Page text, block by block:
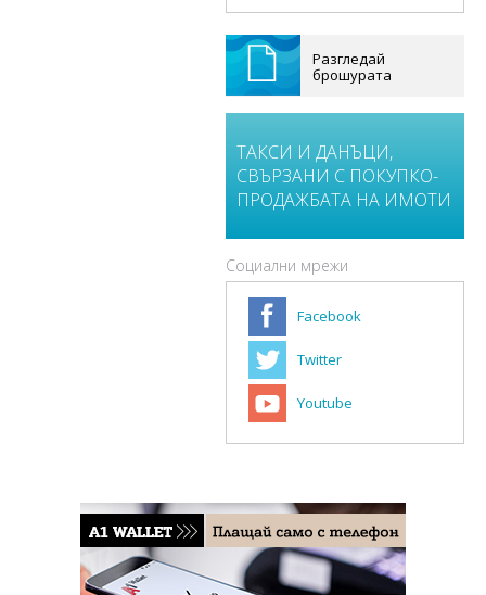
Разгледай
брошурата
ТАКСИ И ДАНЪЦИ,
СВЪРЗАНИ С ПОКУПКО-
ПРОДАЖБАТА НА ИМОТИ
Социални мрежи
Facebook
Twitter
Youtube